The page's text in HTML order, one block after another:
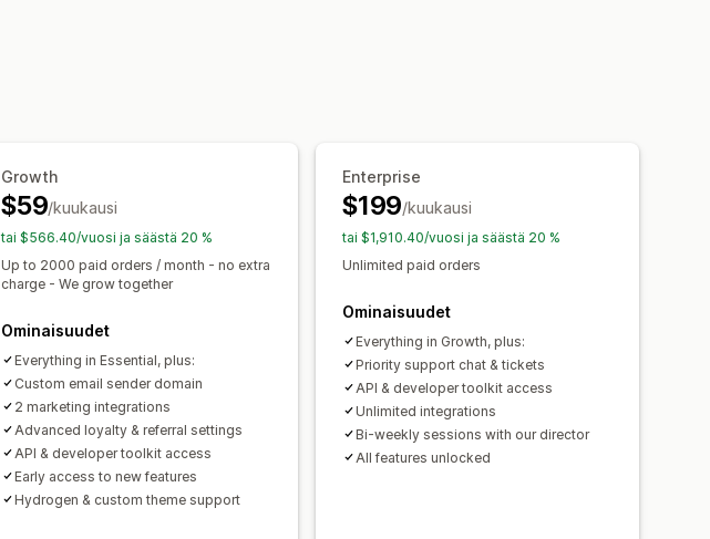
Growth
$59/kuukausi
tai $566.40/vuosi ja säästä 20 %
Up to 2000 paid orders / month - no extra
charge - We grow together
Ominaisuudet
Everything in Essential, plus:
Custom email sender domain
2 marketing integrations
Advanced loyalty & referral settings
API & developer toolkit access
Early access to new features
Hydrogen & custom theme support
Enterprise
$199/kuukausi
tai $1,910.40/vuosi ja säästä 20 %
Unlimited paid orders
Ominaisuudet
Everything in Growth, plus:
Priority support chat & tickets
API & developer toolkit access
Unlimited integrations
Bi-weekly sessions with our director
All features unlocked